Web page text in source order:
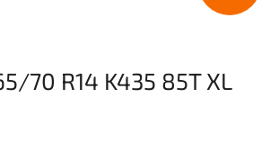
70 R14 K435 85T XL